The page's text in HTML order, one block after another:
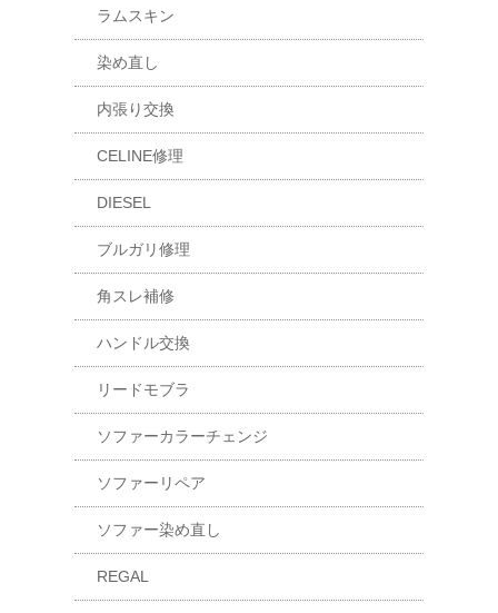
ラムスキン
染め直し
内張り交換
CELINE修理
DIESEL
ブルガリ修理
角スレ補修
ハンドル交換
リードモブラ
ソファーカラーチェンジ
ソファーリペア
ソファー染め直し
REGAL